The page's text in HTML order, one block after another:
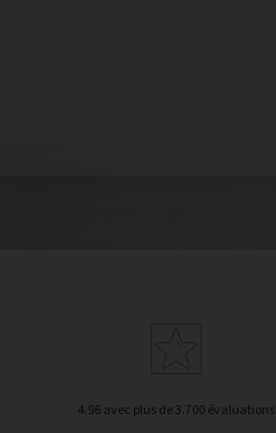
4.96 avec plus de 3.700 évaluations